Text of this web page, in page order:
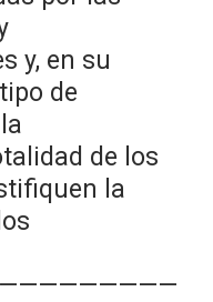
y, en su
de
de los
la